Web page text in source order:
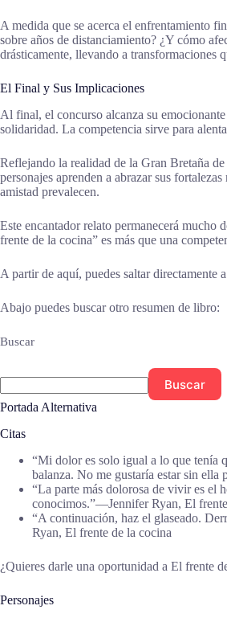
A medida que se acerca el enfrentamiento
sobre años de distanciamiento? ¿Y cómo
drásticamente, llevando a transformaciones
El Final y Sus Implicaciones
Al final, el concurso alcanza su
solidaridad. La competencia sirve para
Reflejando la realidad de la Gran Bretaña
personajes aprenden a abrazar sus
amistad prevalecen.
Este encantador relato permanecerá mucho
frente de la cocina” es más que una
A partir de aquí, puedes saltar directamente
Abajo puedes buscar otro resumen de libro:
Buscar
Buscar
Portada Alternativa
Citas
“Mi dolor es solo igual a lo que tenía
balanza. No me gustaría estar sin
“La parte más dolorosa de vivir es el
conocimos.”―Jennifer Ryan, El
“A continuación, haz el glaseado.
Ryan, El frente de la cocina
¿Quieres darle una oportunidad a El frente
Personajes